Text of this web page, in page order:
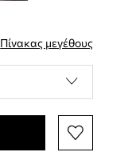
Πίνακας μεγέθους